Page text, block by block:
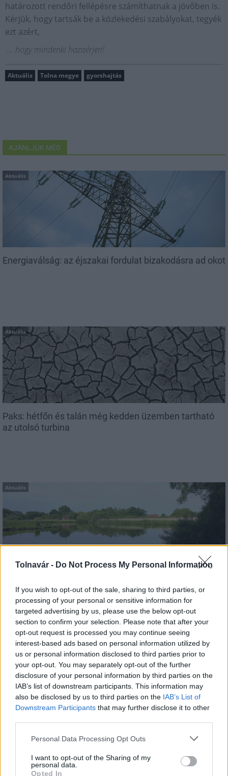
Tolnavár - Do Not Process My Personal Information
If you wish to opt-out of the sale, sharing to third parties, or
processing of your personal or sensitive information for
targeted advertising by us, please use the below opt-out
section to confirm your selection. Please note that after your
opt-out request is processed you may continue seeing
interest-based ads based on personal information utilized by
us or personal information disclosed to third parties prior to
your opt-out. You may separately opt-out of the further
disclosure of your personal information by third parties on the
IAB’s list of downstream participants. This information may
also be disclosed by us to third parties on the IAB’s List of
Downstream Participants that may further disclose it to other
Please note that this website/app uses one or more Google
not limited to your visit or usage behaviour. You may click to
grant or deny consent to Google and its third-party tags to
Personal Data Processing Opt Outs
I want to opt-out of the Sharing of my
personal data.
Opted In
határozott rendőri fellépésre számíthatnak a jövőben is.
Kérjük, hogy tartsák be a közlekedési szabályokat, tegyék
ezt azért,
… hogy mindenki hazaérjen!
Aktuális Tolna megye gyorshajtás
AJÁNLJUK MÉG
Aktuális
Energiaválság: az éjszakai fordulat bizakodásra ad okot
Aktuális
Paks: hétfőn és talán még kedden üzemben tartható
az utolsó turbina
Aktuális
Az atomerőmű egyetlen hatása a környezetre, hogy a
MAGYAR ÉPÍTŐK
Aktuális